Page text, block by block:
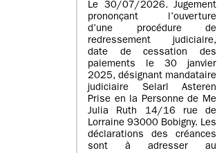
Le 30/07/2026. Jugement
prononçant l’ouverture
d’une procédure de
redressement judiciaire,
date de cessation des
paiements le 30 janvier
2025, désignant mandataire
judiciaire Selarl Asteren
Prise en la Personne de Me
Julia Ruth 14/16 rue de
Lorraine 93000 Bobigny. Les
déclarations des créances
sont à adresser au